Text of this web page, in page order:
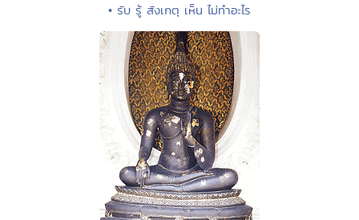
• รับ รู้ สังเกตุ เห็น ไม่ทำอะไร